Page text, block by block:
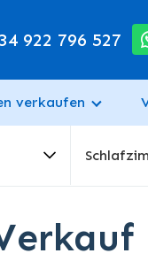
922 796 527
verkaufen